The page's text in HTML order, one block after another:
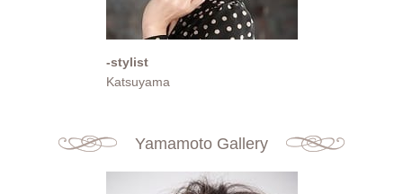
-stylist
Katsuyama
Yamamoto Gallery